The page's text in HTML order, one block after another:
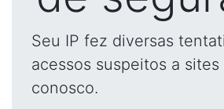
Seu IP fez diversas
acessos suspeitos a
conosco.